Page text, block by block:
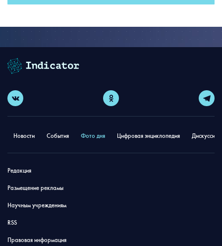
Новости События Фото дня Цифровая энциклопедия
Редакция
Размещение рекламы
Научным учреждениям
RSS
Правовая информация